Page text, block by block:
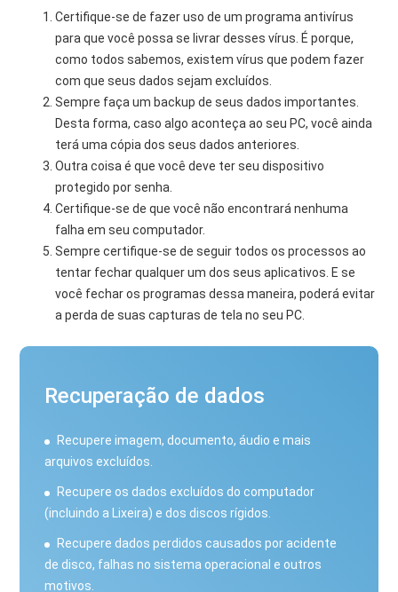
Certifique-se de fazer uso de um programa antivírus
para que você possa se livrar desses vírus. É porque,
como todos sabemos, existem vírus que podem fazer
com que seus dados sejam excluídos.
Sempre faça um backup de seus dados importantes.
Desta forma, caso algo aconteça ao seu PC, você ainda
terá uma cópia dos seus dados anteriores.
Outra coisa é que você deve ter seu dispositivo
protegido por senha.
Certifique-se de que você não encontrará nenhuma
falha em seu computador.
Sempre certifique-se de seguir todos os processos ao
tentar fechar qualquer um dos seus aplicativos. E se
você fechar os programas dessa maneira, poderá evitar
a perda de suas capturas de tela no seu PC.
Recuperação de dados
Recupere imagem, documento, áudio e mais
arquivos excluídos.
Recupere os dados excluídos do computador
(incluindo a Lixeira) e dos discos rígidos.
Recupere dados perdidos causados ​​por acidente
de disco, falhas no sistema operacional e outros
motivos.